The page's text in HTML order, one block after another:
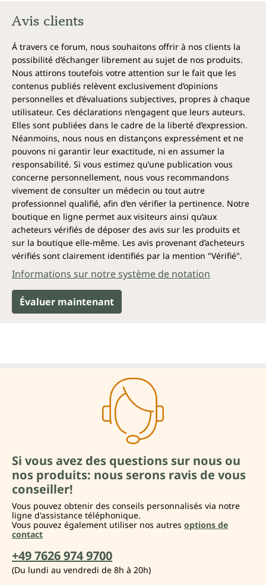
Avis clients
Á travers ce forum, nous souhaitons offrir à nos clients la
possibilité d’échanger librement au sujet de nos produits.
Nous attirons toutefois votre attention sur le fait que les
contenus publiés relèvent exclusivement d’opinions
personnelles et d’évaluations subjectives, propres à chaque
utilisateur. Ces déclarations n’engagent que leurs auteurs.
Elles sont publiées dans le cadre de la liberté d’expression.
Néanmoins, nous nous en distançons expressément et ne
pouvons ni garantir leur exactitude, ni en assumer la
responsabilité. Si vous estimez qu’une publication vous
concerne personnellement, nous vous recommandons
vivement de consulter un médecin ou tout autre
professionnel qualifié, afin d’en vérifier la pertinence. Notre
boutique en ligne permet aux visiteurs ainsi qu’aux
acheteurs vérifiés de déposer des avis sur les produits et
sur la boutique elle-même. Les avis provenant d’acheteurs
vérifiés sont clairement identifiés par la mention "Vérifié".
Informations sur notre système de notation
Évaluer maintenant
Si vous avez des questions sur nous ou
nos produits: nous serons ravis de vous
conseiller!
Vous pouvez obtenir des conseils personnalisés via notre
ligne d'assistance téléphonique.
Vous pouvez également utiliser nos autres options de
contact
+49 7626 974 9700
(Du lundi au vendredi de 8h à 20h)